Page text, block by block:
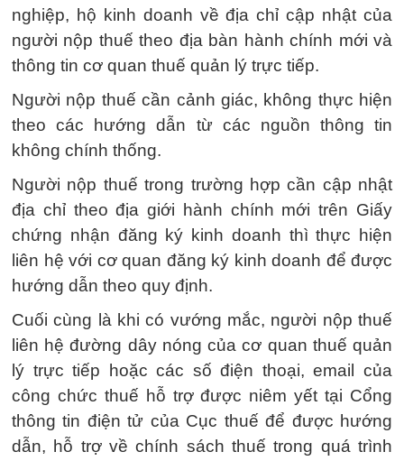
nghiệp, hộ kinh doanh về địa chỉ cập nhật của
người nộp thuế theo địa bàn hành chính mới và
thông tin cơ quan thuế quản lý trực tiếp.
Người nộp thuế cần cảnh giác, không thực hiện
theo các hướng dẫn từ các nguồn thông tin
không chính thống.
Người nộp thuế trong trường hợp cần cập nhật
địa chỉ theo địa giới hành chính mới trên Giấy
chứng nhận đăng ký kinh doanh thì thực hiện
liên hệ với cơ quan đăng ký kinh doanh để được
hướng dẫn theo quy định.
Cuối cùng là khi có vướng mắc, người nộp thuế
liên hệ đường dây nóng của cơ quan thuế quản
lý trực tiếp hoặc các số điện thoại, email của
công chức thuế hỗ trợ được niêm yết tại Cổng
thông tin điện tử của Cục thuế để được hướng
dẫn, hỗ trợ về chính sách thuế trong quá trình